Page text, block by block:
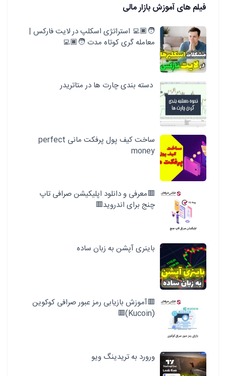
فیلم های آموزش بازار مالی
🧑🏿‍💻 استراتژی اسکلپ در لایت فارکس |
معامله گری کوتاه مدت 🧑🏿‍💻
دسته بندی چارت ها در متاتریدر
ساخت کیف پول پرفکت مانی perfect
money
🟥معرفی و دانلود اپلیکیشن صرافی تاپ
چنج برای اندروید🟥
باینری آپشن به زبان ساده
🟥آموزش بازیابی رمز عبور صرافی کوکوین
(Kucoin)🟥
ورورد به تریدینگ ویو